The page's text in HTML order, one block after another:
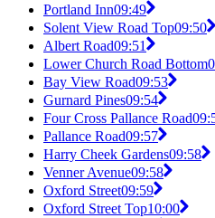
Portland Inn09:49
Solent View Road Top09:50
Albert Road09:51
Lower Church Road Bottom
Bay View Road09:53
Gurnard Pines09:54
Four Cross Pallance Road
Pallance Road09:57
Harry Cheek Gardens09:58
Venner Avenue09:58
Oxford Street09:59
Oxford Street Top10:00